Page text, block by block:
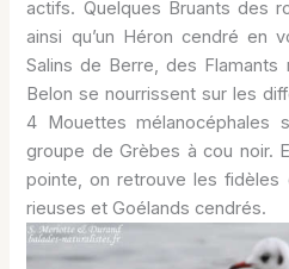
actifs. Quelques Bruants des
ainsi qu’un Héron cendré en
Salins de Berre, des
Belon se nourrissent sur les
4 Mouettes mélanocéphales
groupe de Grèbes à cou noir.
pointe, on retrouve les
rieuses et Goélands cendrés.